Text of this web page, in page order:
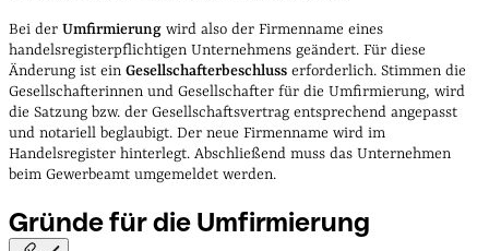
Bei der Umfirmierung wird also der Firmenname eines
handelsregisterpflichtigen Unternehmens geändert. Für diese
Änderung ist ein Gesellschafterbeschluss erforderlich. Stimmen die
Gesellschafterinnen und Gesellschafter für die Umfirmierung, wird
die Satzung bzw. der Gesellschaftsvertrag entsprechend angepasst
und notariell beglaubigt. Der neue Firmenname wird im
Handelsregister hinterlegt. Abschließend muss das Unternehmen
beim Gewerbeamt umgemeldet werden.
Gründe für die Umfirmierung